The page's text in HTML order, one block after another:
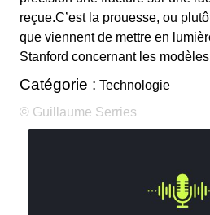
reçue.C’est la prouesse, ou
que viennent de mettre en
Stanford concernant les modèles
Catégorie : Technologie
© Guillaume Serries